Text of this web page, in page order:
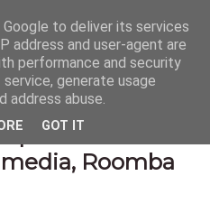
que está en la
Roomba
to deliver its services
address and user-agent are
performance and security
generate usage
abuse.
GOT IT